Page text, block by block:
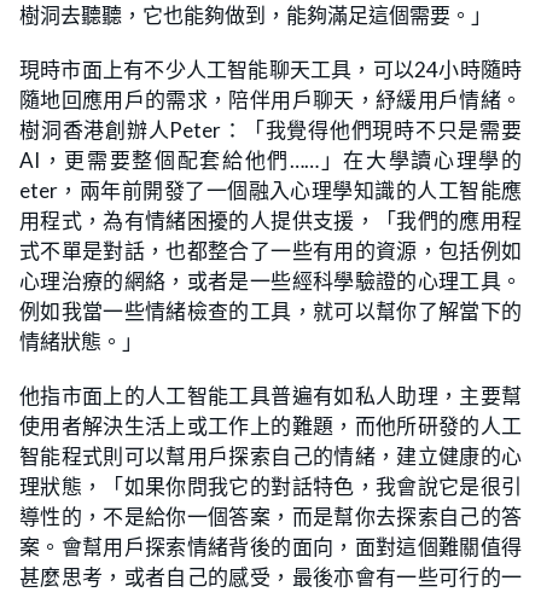
樹洞去聽聽，它也能夠做到，能夠滿足這個需要。」
現時市面上有不少人工智能聊天工具，可以24小時隨時
隨地回應用戶的需求，陪伴用戶聊天，紓緩用戶情緒。
樹洞香港創辦人Peter：「我覺得他們現時不只是需要
AI，更需要整個配套給他們……」在大學讀心理學的
eter，兩年前開發了一個融入心理學知識的人工智能應
用程式，為有情緒困擾的人提供支援，「我們的應用程
式不單是對話，也都整合了一些有用的資源，包括例如
心理治療的網絡，或者是一些經科學驗證的心理工具。
例如我當一些情緒檢查的工具，就可以幫你了解當下的
情緒狀態。」
他指市面上的人工智能工具普遍有如私人助理，主要幫
使用者解決生活上或工作上的難題，而他所研發的人工
智能程式則可以幫用戶探索自己的情緒，建立健康的心
理狀態，「如果你問我它的對話特色，我會說它是很引
導性的，不是給你一個答案，而是幫你去探索自己的答
案。會幫用戶探索情緒背後的面向，面對這個難關值得
甚麼思考，或者自己的感受，最後亦會有一些可行的一